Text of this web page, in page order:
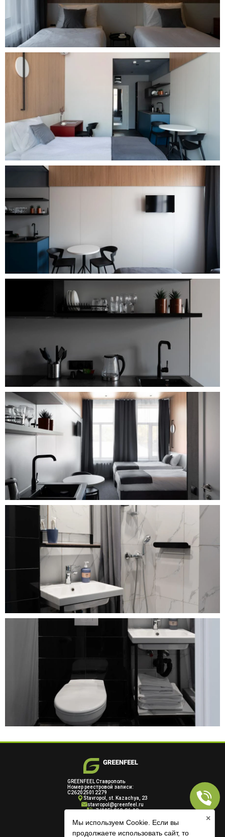
GREENFEEL Ставрополь
Номер реестровой записи:
С262025012279
Stavropol, st. Kazachya, 23
stavropol@greenfeel.ru
+7 (905) 262-86-08
booking@greenfeel.ru
×
Мы используем Cookie. Если вы
продолжаете использовать сайт, то